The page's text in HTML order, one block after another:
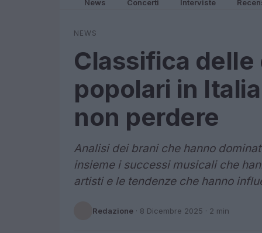
News Concerti Interviste
NEWS
Classifica delle
popolari in
non perdere
Analisi dei brani che hanno
insieme i successi musicali che
artisti e le tendenze che hanno
Redazione · 8 Dicembre 2025 · 2 min